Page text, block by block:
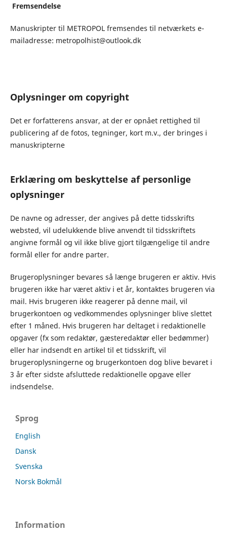
Fremsendelse
Manuskripter til METROPOL fremsendes til netværkets e-
mailadresse: metropolhist@outlook.dk
Oplysninger om copyright
Det er forfatterens ansvar, at der er opnået rettighed til
publicering af de fotos, tegninger, kort m.v., der bringes i
manuskripterne
Erklæring om beskyttelse af personlige
oplysninger
De navne og adresser, der angives på dette tidsskrifts
websted, vil udelukkende blive anvendt til tidsskriftets
angivne formål og vil ikke blive gjort tilgængelige til andre
formål eller for andre parter.
Brugeroplysninger bevares så længe brugeren er aktiv. Hvis
brugeren ikke har været aktiv i et år, kontaktes brugeren via
mail. Hvis brugeren ikke reagerer på denne mail, vil
brugerkontoen og vedkommendes oplysninger blive slettet
efter 1 måned. Hvis brugeren har deltaget i redaktionelle
opgaver (fx som redaktør, gæsteredaktør eller bedømmer)
eller har indsendt en artikel til et tidsskrift, vil
brugeroplysningerne og brugerkontoen dog blive bevaret i
3 år efter sidste afsluttede redaktionelle opgave eller
indsendelse.
Sprog
English
Dansk
Svenska
Norsk Bokmål
Information